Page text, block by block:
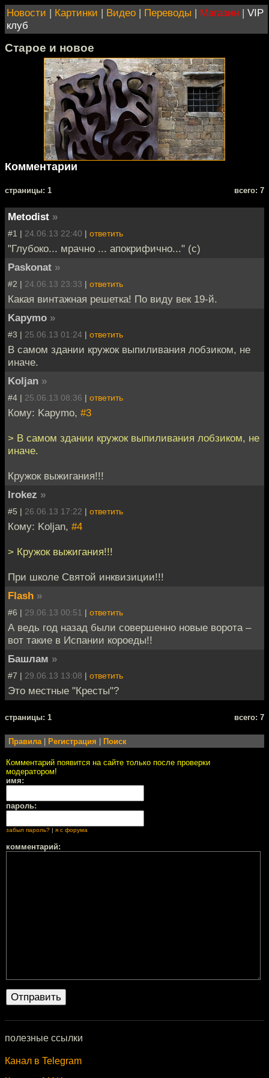
Новости | Картинки | Видео | Переводы | Магазин | VIP
клуб
Старое и новое
Комментарии
cтраницы: 1 всего: 7
Metodist »
#1 | 24.06.13 22:40 | ответить
"Глубоко... мрачно ... апокрифично..." (с)
Paskonat »
#2 | 24.06.13 23:33 | ответить
Какая винтажная решетка! По виду век 19-й.
Kapymo »
#3 | 25.06.13 01:24 | ответить
В самом здании кружок выпиливания лобзиком, не
иначе.
Koljan »
#4 | 25.06.13 08:36 | ответить
Кому: Kapymo, #3
> В самом здании кружок выпиливания лобзиком, не
иначе.
Кружок выжигания!!!
Irokez »
#5 | 26.06.13 17:22 | ответить
Кому: Koljan, #4
> Кружок выжигания!!!
При школе Святой инквизиции!!!
Flash »
#6 | 29.06.13 00:51 | ответить
А ведь год назад были совершенно новые ворота –
вот такие в Испании короеды!!
Башлам »
#7 | 29.06.13 13:08 | ответить
Это местные "Кресты"?
cтраницы: 1 всего: 7
Правила| Регистрация Поиск
Комментарий появится на сайте только после проверки
модератором!
имя:
пароль:
забыл пароль? | я с форума
комментарий:
полезные ссылки
Канал в Telegram